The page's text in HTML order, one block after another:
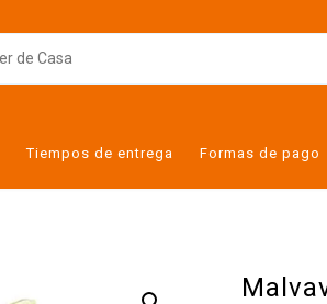
Tiempos de entrega Formas de pago